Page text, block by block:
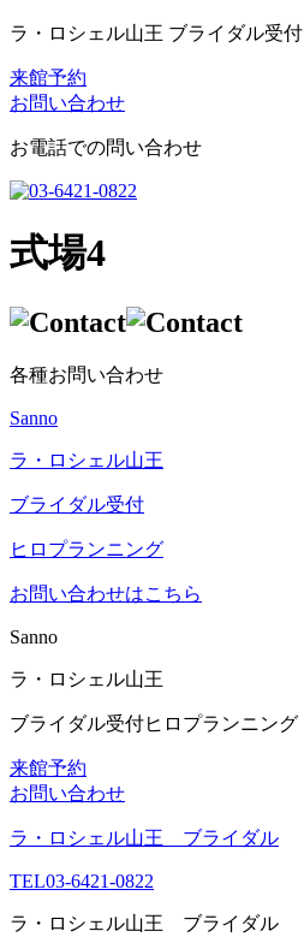
ラ・ロシェル山王 ブライダル受付
来館予約
お問い合わせ
お電話での問い合わせ
式場4
各種お問い合わせ
Sanno
ラ・ロシェル山王
ブライダル受付
ヒロプランニング
お問い合わせはこちら
Sanno
ラ・ロシェル山王
ブライダル受付ヒロプランニング
来館予約
お問い合わせ
ラ・ロシェル山王 ブライダル
TEL03-6421-0822
ラ・ロシェル山王 ブライダル